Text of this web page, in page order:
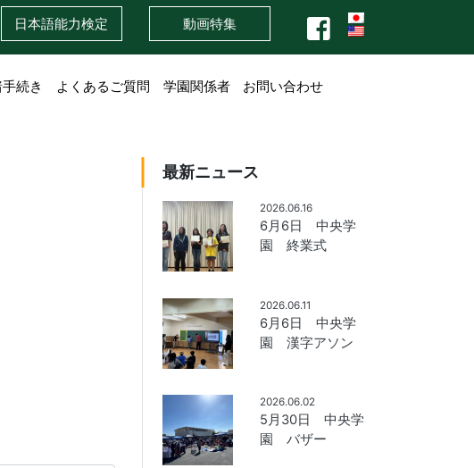
日本語能力検定 動画特集
続き よくあるご質問 学園関係者 お問い合わせ
最新ニュース
2026.06.16
6月6日 中央学
園 終業式
2026.06.11
6月6日 中央学
園 漢字アソン
2026.06.02
5月30日 中央学
園 バザー